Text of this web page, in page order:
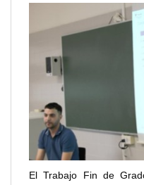
El Trabajo Fin de